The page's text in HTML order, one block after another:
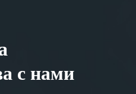
с нами